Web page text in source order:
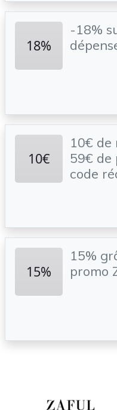
18%
-18%
10€
10€ de
59€ de
code
15%
15%
promo